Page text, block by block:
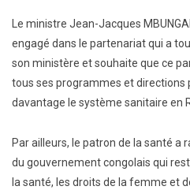
Le ministre Jean-Jacques
engagé dans le partenariat qui a
son ministère et souhaite que ce
tous ses programmes et
davantage le système sanitaire en
Par ailleurs, le patron de la santé a
du gouvernement congolais qui
la santé, les droits de la femme et